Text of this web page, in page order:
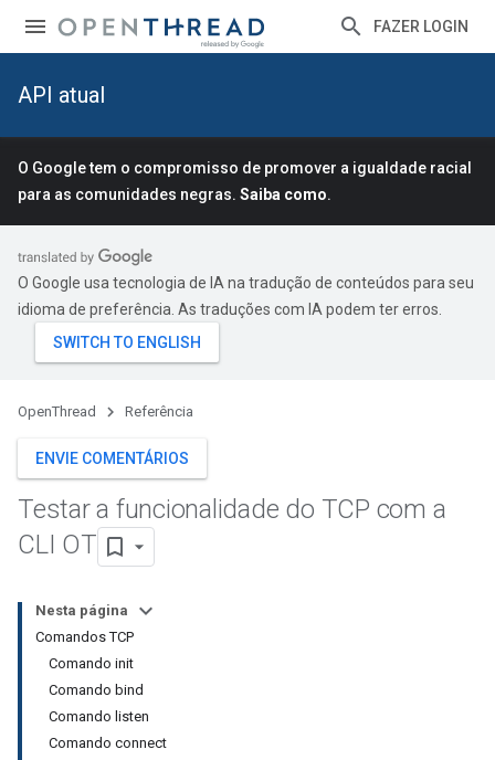
FAZER LOGIN
API atual
O Google tem o compromisso de promover a igualdade racial
para as comunidades negras. Saiba como.
O Google usa tecnologia de IA na tradução de conteúdos para seu
idioma de preferência. As traduções com IA podem ter erros.
OpenThread Referência
ENVIE COMENTÁRIOS
Testar a funcionalidade do TCP com a
CLI OT
Nesta página
Comandos TCP
Comando init
Comando bind
Comando listen
Comando connect